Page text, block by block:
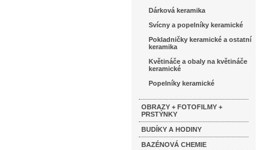
Dárková keramika
Svícny a popelníky keramické
Pokladničky keramické a ostatní
keramika
Květináče a obaly na květináče
keramické
Popelníky keramické
OBRAZY + FOTOFILMY +
PRSTÝNKY
BUDÍKY A HODINY
BAZÉNOVÁ CHEMIE